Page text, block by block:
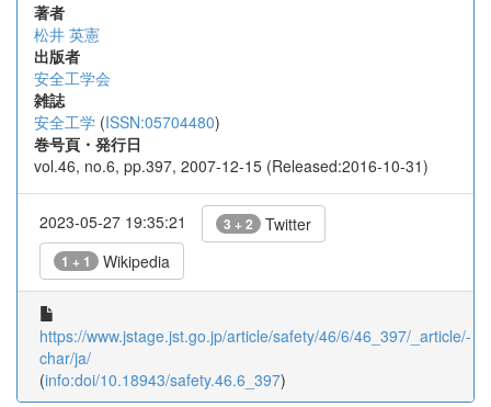
著者
松井 英憲
出版者
安全工学会
雑誌
安全工学 (ISSN:05704480)
巻号頁・発行日
vol.46, no.6, pp.397, 2007-12-15 (Released:2016-10-31)
2023-05-27 19:35:21 3 + 2 Twitter
1 + 1 Wikipedia
https://www.jstage.jst.go.jp/article/safety/46/6/46_397/_article/-
char/ja/
(info:doi/10.18943/safety.46.6_397)